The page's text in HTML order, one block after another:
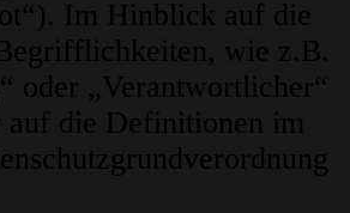
Im Hinblick auf die
wie z.B.
oder „Verantwortlicher“
auf die Definitionen im